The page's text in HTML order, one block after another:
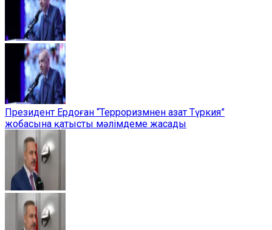
Президент Ердоған “Терроризмнен азат Түркия”
жобасына қатысты мәлімдеме жасады